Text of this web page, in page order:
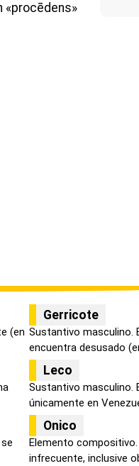
«procēdens»
(en
Gerricote
Sustantivo masculino.
encuentra desusado
Leco
Sustantivo masculino.
únicamente en
Onico
Elemento
infrecuente, inclusive